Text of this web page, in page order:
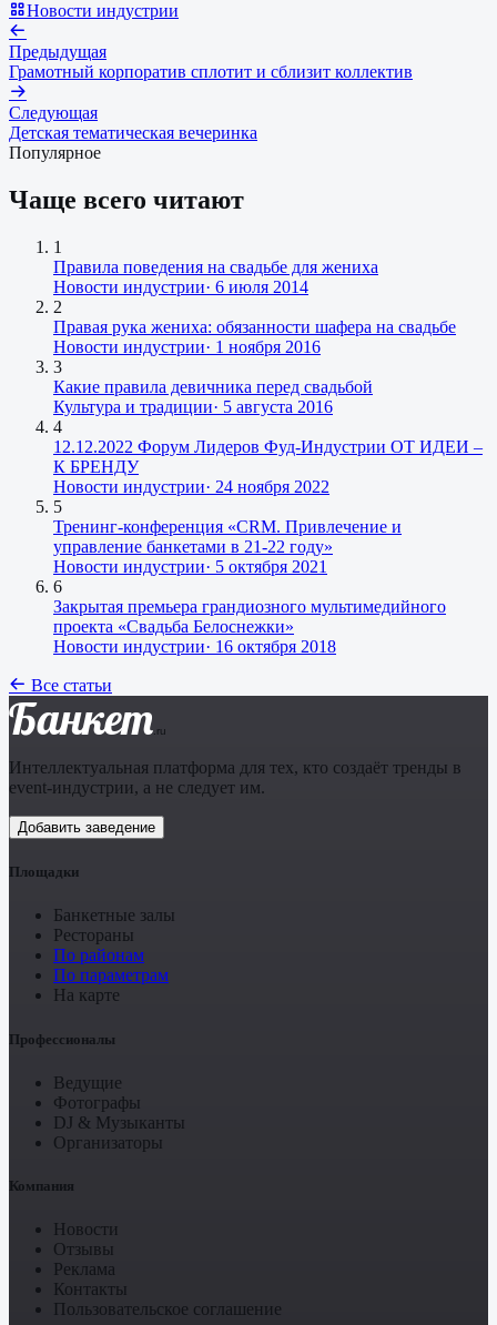
Новости индустрии
Предыдущая
Грамотный корпоратив сплотит и сблизит коллектив
Следующая
Детская тематическая вечеринка
Популярное
Чаще всего читают
1
Правила поведения на свадьбе для жениха
Новости индустрии· 6 июля 2014
2
Правая рука жениха: обязанности шафера на свадьбе
Новости индустрии· 1 ноября 2016
3
Какие правила девичника перед свадьбой
Культура и традиции· 5 августа 2016
4
12.12.2022 Форум Лидеров Фуд-Индустрии ОТ ИДЕИ –
К БРЕНДУ
Новости индустрии· 24 ноября 2022
5
Тренинг-конференция «CRM. Привлечение и
управление банкетами в 21-22 году»
Новости индустрии· 5 октября 2021
6
Закрытая премьера грандиозного мультимедийного
проекта «Свадьба Белоснежки»
Новости индустрии· 16 октября 2018
Все статьи
Банкет .ru
Интеллектуальная платформа для тех, кто создаёт тренды в
event-индустрии, а не следует им.
Добавить заведение
Площадки
Банкетные залы
Рестораны
По районам
По параметрам
На карте
Профессионалы
Ведущие
Фотографы
DJ & Музыканты
Организаторы
Компания
Новости
Отзывы
Реклама
Контакты
Пользовательское соглашение